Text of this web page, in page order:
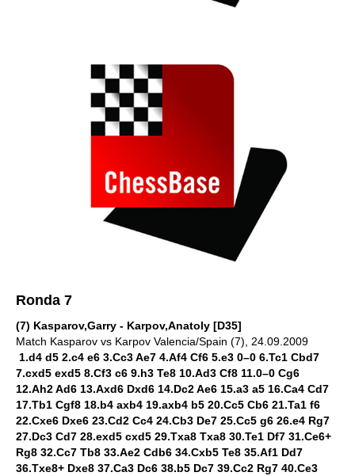
Ronda 7
(7) Kasparov,Garry - Karpov,Anatoly [D35]
Match Kasparov vs Karpov Valencia/Spain (7), 24.09.2009
1.d4 d5 2.c4 e6 3.Cc3 Ae7 4.Af4 Cf6 5.e3 0–0 6.Tc1 Cbd7
7.cxd5 exd5 8.Cf3 c6 9.h3 Te8 10.Ad3 Cf8 11.0–0 Cg6
12.Ah2 Ad6 13.Axd6 Dxd6 14.Dc2 Ae6 15.a3 a5 16.Ca4 Cd7
17.Tb1 Cgf8 18.b4 axb4 19.axb4 b5 20.Cc5 Cb6 21.Ta1 f6
22.Cxe6 Dxe6 23.Cd2 Cc4 24.Cb3 De7 25.Cc5 g6 26.e4 Rg7
27.Dc3 Cd7 28.exd5 cxd5 29.Txa8 Txa8 30.Te1 Df7 31.Ce6+
Rg8 32.Cc7 Tb8 33.Ae2 Cdb6 34.Cxb5 Te8 35.Af1 Dd7
36.Txe8+ Dxe8 37.Ca3 Dc6 38.b5 Dc7 39.Cc2 Rg7 40.Ce3